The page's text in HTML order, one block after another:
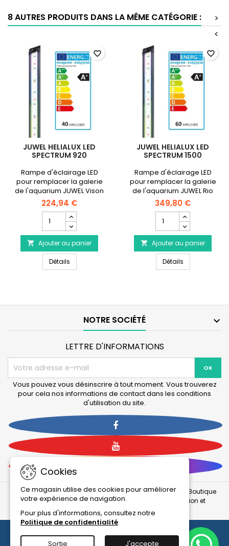
EHEIM
/
8 AUTRES PRODUITS DANS LA MÊME CATÉGORIE :
>
<
JUWEL HELIALUX LED
SPECTRUM 920
Rampe d'éclairage LED
pour remplacer la galerie
de l'aquarium JUWEL Vison
180 ou à installer sur tout
autre aquarium ouvert
(supports en option).
224,94 €
quantité
du
produit
JUWEL
Helialux
LED
 Ajouter au panier
DétailsJUWEL Helialux LED Spectrum 920
favorite_border
JUWEL HELIALUX LED
SPECTRUM 1500
Rampe d'éclairage LED
pour remplacer la galerie
de l'aquarium JUWEL Rio
400/450 ou Vision 450 ou à
installer sur tout autre
aquarium ouvert (supports
en option).
349,80 €
quantité
du
produit
JUWEL
Helialux
LED
 Ajouter au panier
DétailsJUWEL
favorite_border
NOTRE SOCIÉTÉ 
Cookies
Ce magasin utilise des cookies pour améliorer
votre expérience de navigation.
Pour plus d'informations, consultez notre
Politique de confidentialité.
Sortie J'accepte
LETTRE D'INFORMATIONS
Vous pouvez vous désinscrire à tout moment. Vous trouverez
pour cela nos informations de contact dans les conditions
d'utilisation du site.
Facebook
YouTube
© 2026 Tous droits réservés et reproduction interdite : La Boutique
Des Animaux (LBDA) / Animalerie en ligne - Alimentation et
accessoires pour animaux.